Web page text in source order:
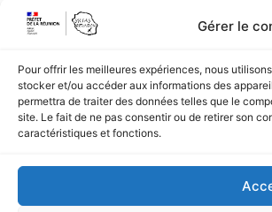
Gérer le
Pour offrir les meilleures expériences, nous
stocker et/ou accéder aux informations des
permettra de traiter des données telles que le
site. Le fait de ne pas consentir ou de retirer son
caractéristiques et fonctions.